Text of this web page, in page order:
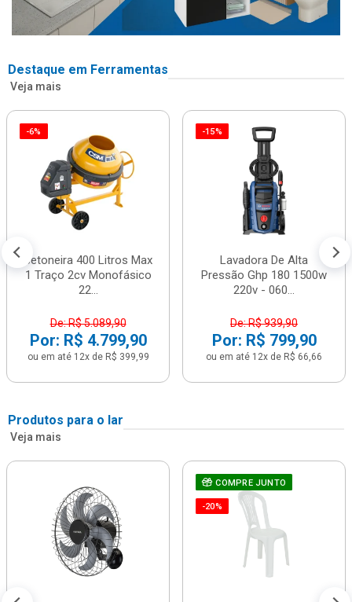
Destaque em Ferramentas
Veja mais
-6%
Betoneira 400 Litros Max
1 Traço 2cv Monofásico
22...
De: R$ 5.089,90
Por: R$ 4.799,90
ou em até 12x de R$ 399,99
-15%
Lavadora De Alta
Pressão Ghp 180 1500w
220v - 060...
De: R$ 939,90
Por: R$ 799,90
ou em até 12x de R$ 66,66
Produtos para o lar
Veja mais
COMPRE JUNTO
-20%